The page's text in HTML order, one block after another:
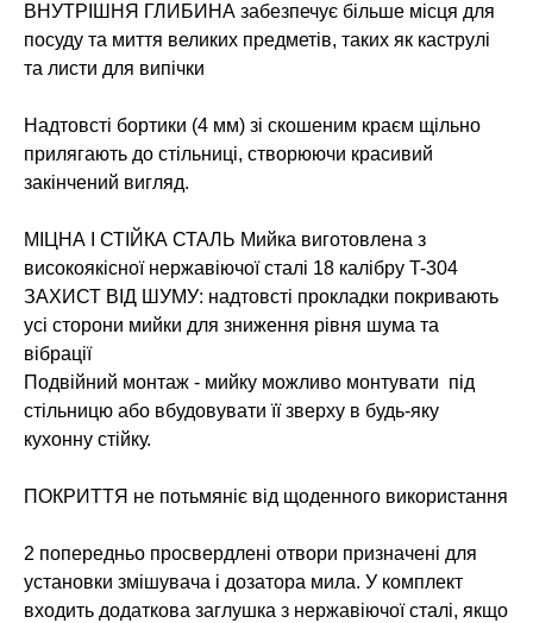
ВНУТРІШНЯ ГЛИБИНА забезпечує більше місця для
посуду та миття великих предметів, таких як каструлі
та листи для випічки
Надтовсті бортики (4 мм) зі скошеним краєм щільно
прилягають до стільниці, створюючи красивий
закінчений вигляд.
МІЦНА І СТІЙКА СТАЛЬ Мийка виготовлена з
високоякісної нержавіючої сталі 18 калібру T-304
ЗАХИСТ ВІД ШУМУ: надтовсті прокладки покривають
усі сторони мийки для зниження рівня шума та
вібрації
Подвійний монтаж - мийку можливо монтувати під
стільницю або вбудовувати її зверху в будь-яку
кухонну стійку.
ПОКРИТТЯ не потьмяніє від щоденного використання
2 попередньо просвердлені отвори призначені для
установки змішувача і дозатора мила. У комплект
входить додаткова заглушка з нержавіючої сталі, якщо